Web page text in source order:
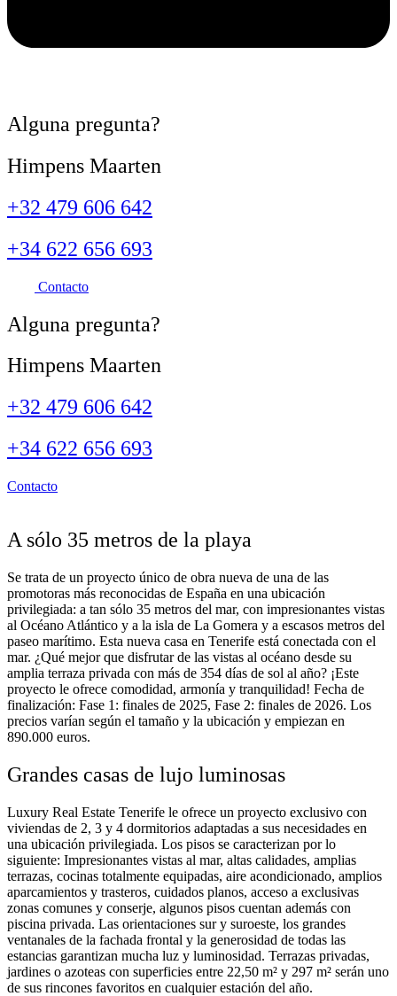
Alguna pregunta?
Himpens Maarten
+32 479 606 642
+34 622 656 693
Contacto
Alguna pregunta?
Himpens Maarten
+32 479 606 642
+34 622 656 693
Contacto
A sólo 35 metros de la playa
Se trata de un proyecto único de obra nueva de una de las
promotoras más reconocidas de España en una ubicación
privilegiada: a tan sólo 35 metros del mar, con impresionantes vistas
al Océano Atlántico y a la isla de La Gomera y a escasos metros del
paseo marítimo. Esta nueva casa en Tenerife está conectada con el
mar. ¿Qué mejor que disfrutar de las vistas al océano desde su
amplia terraza privada con más de 354 días de sol al año? ¡Este
proyecto le ofrece comodidad, armonía y tranquilidad! Fecha de
finalización: Fase 1: finales de 2025, Fase 2: finales de 2026. Los
precios varían según el tamaño y la ubicación y empiezan en
890.000 euros.
Grandes casas de lujo luminosas
Luxury Real Estate Tenerife le ofrece un proyecto exclusivo con
viviendas de 2, 3 y 4 dormitorios adaptadas a sus necesidades en
una ubicación privilegiada. Los pisos se caracterizan por lo
siguiente: Impresionantes vistas al mar, altas calidades, amplias
terrazas, cocinas totalmente equipadas, aire acondicionado, amplios
aparcamientos y trasteros, cuidados planos, acceso a exclusivas
zonas comunes y conserje, algunos pisos cuentan además con
piscina privada. Las orientaciones sur y suroeste, los grandes
ventanales de la fachada frontal y la generosidad de todas las
estancias garantizan mucha luz y luminosidad. Terrazas privadas,
jardines o azoteas con superficies entre 22,50 m² y 297 m² serán uno
de sus rincones favoritos en cualquier estación del año.